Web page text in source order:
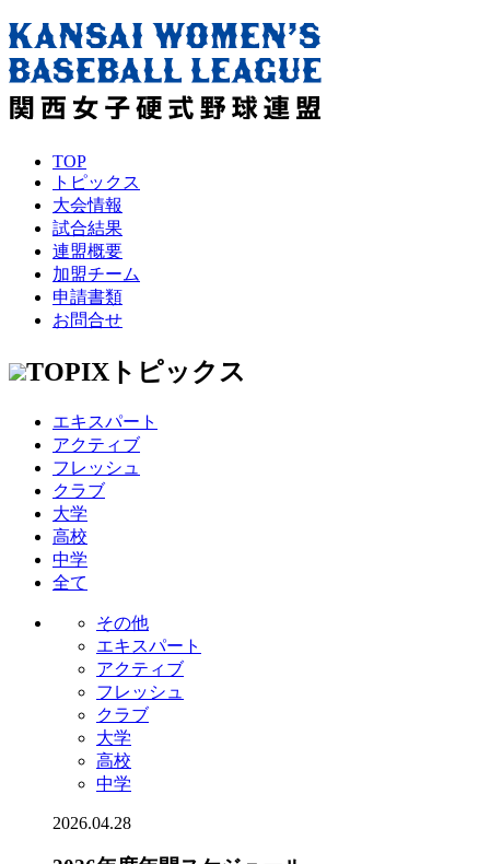
TOP
トピックス
大会情報
試合結果
連盟概要
加盟チーム
申請書類
お問合せ
TOPIX トピックス
エキスパート
アクティブ
フレッシュ
クラブ
大学
高校
中学
全て
その他
エキスパート
アクティブ
フレッシュ
クラブ
大学
高校
中学
2026.04.28